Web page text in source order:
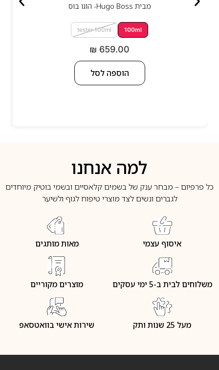
מבית Hugo Boss- הוגו בוס
100ml
tester 100ml
₪ 659.00
הוספה לסל
למה אנחנו
כל פרפיום – מבחר ענק של בשמים קלאסיים ובשמי בוטיק מיוחדים
לגברים ונשים לצד מוצרי טיפוח לגוף ולשיער
איסוף עצמי מאות מותגים
משלוחים לבית ב-5 ימי עסקים מוצרים מקוריים
מעל 25 שנות ותק שירות אישי בוואטסאפ